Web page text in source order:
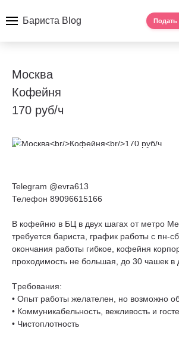
Бариста Blog Подать
Москва
Кофейня
170 руб/ч
Telegram @evra613
Телефон 89096615166
В кофейню в БЦ в двух шагах от метро
требуется бариста, график работы с пн-
окончания работы гибкое, кофейня
проходимость не большая, до 30 чашек в
Tpeбования:
• Опыт paботы желателен, но возможно
• Коммуникaбeльнocть, вежливoсть и
• Чистоплoтнoсть